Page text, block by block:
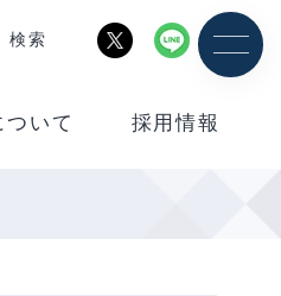
検索
いて 採用情報